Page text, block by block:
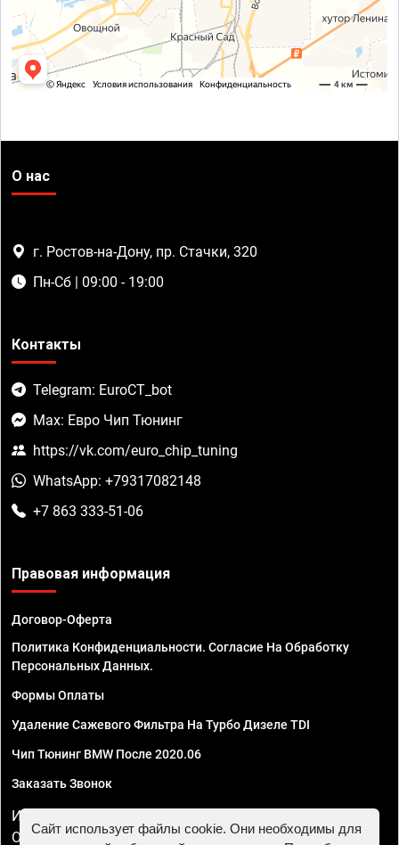
О нас
г. Ростов-на-Дону, пр. Стачки, 320
Пн-Сб | 09:00 - 19:00
Контакты
Telegram: EuroCT_bot
Max: Евро Чип Тюнинг
https://vk.com/euro_chip_tuning
WhatsApp: +79317082148
+7 863 333-51-06
Правовая информация
Договор-Оферта
Политика Конфиденциальности. Согласие На Обработку
Персональных Данных.
Формы Оплаты
Удаление Сажевого Фильтра На Турбо Дизеле TDI
Чип Тюнинг BMW После 2020.06
Заказать Звонок
ИП Смирнов Георгий Павлович. ИНН 781302555843,
ОГРНИП 324470400032610
Сайт использует файлы cookie. Они необходимы для